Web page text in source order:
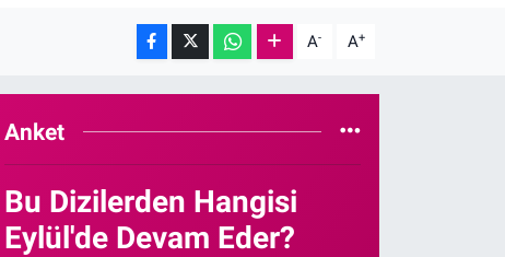
A- A+
Anket
Bu Dizilerden Hangisi
Eylül'de Devam Eder?